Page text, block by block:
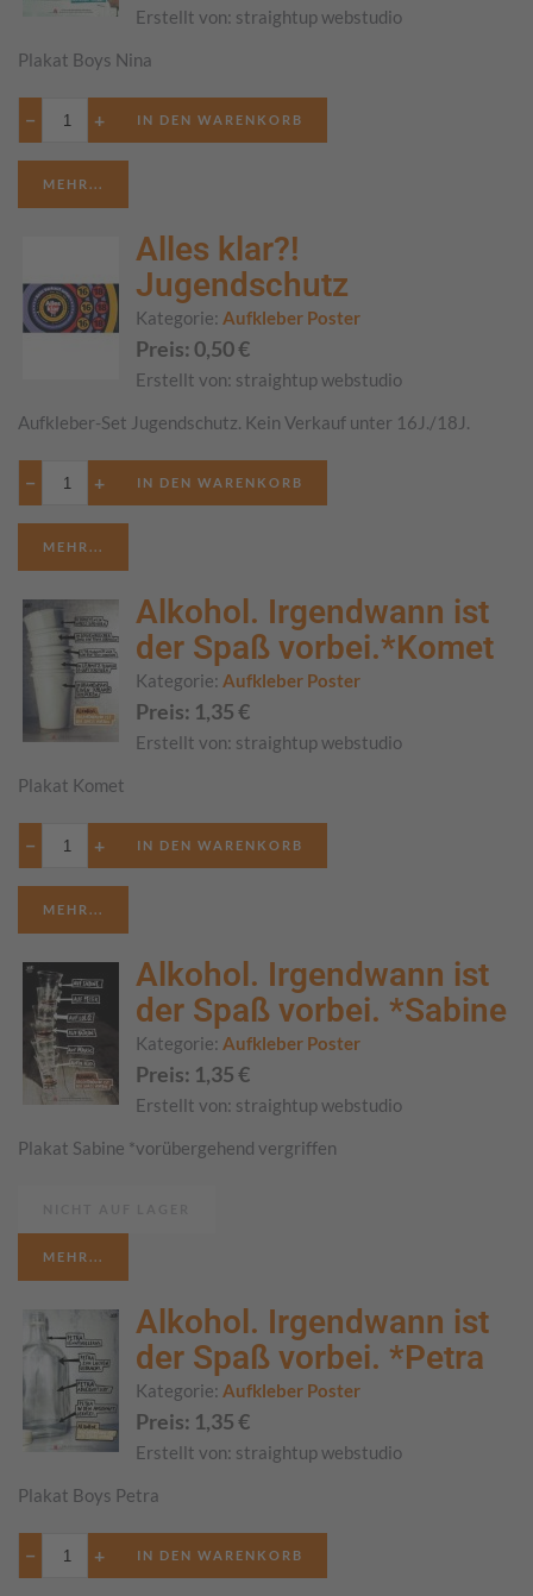
Erstellt von: straightup webstudio
Plakat Boys Nina
− +
MEHR...
Alles klar?!
Jugendschutz
Kategorie: Aufkleber Poster
Preis: 0,50€
Erstellt von: straightup webstudio
Aufkleber-Set Jugendschutz. Kein Verkauf unter 16J./18J.
− +
MEHR...
Alkohol. Irgendwann ist
der Spaß vorbei.*Komet
Kategorie: Aufkleber Poster
Preis: 1,35€
Erstellt von: straightup webstudio
Plakat Komet
− +
MEHR...
Alkohol. Irgendwann ist
der Spaß vorbei. *Sabine
Kategorie: Aufkleber Poster
Preis: 1,35€
Erstellt von: straightup webstudio
Plakat Sabine *vorübergehend vergriffen
MEHR...
Alkohol. Irgendwann ist
der Spaß vorbei. *Petra
Kategorie: Aufkleber Poster
Preis: 1,35€
Erstellt von: straightup webstudio
Plakat Boys Petra
− +